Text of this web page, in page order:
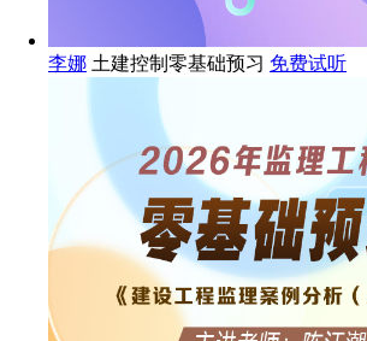
李娜 土建控制零基础预习 免费试听